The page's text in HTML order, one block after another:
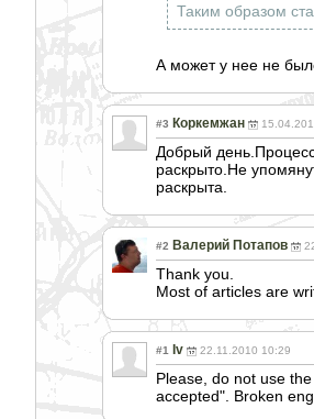
Таким образом
А может у нее не
#3 Коркемжан
Добрый
раскрыто.Не
раскрыта.
#2 Валерий Потапов
Thank you.
Most of articles are
#1 Iv 22.11.2010 10:29
Please, do not use
accepted". Broken